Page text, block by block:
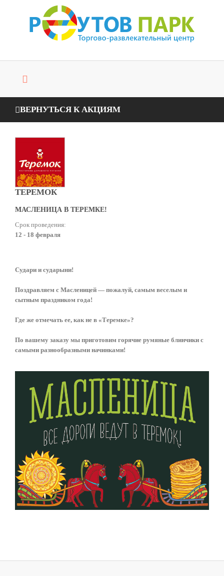
ВЕРНУТЬСЯ К АКЦИЯМ
ТЕРЕМОК
МАСЛЕНИЦА В ТЕРЕМКЕ!
Срок проведения:
12 - 18 февраля
Судари и сударыни!
Поздравляем с Масленицей — пожалуй, самым веселым и
сытным праздником года!
Где же отмечать ее, как не в «Теремке»?
По вашему заказу мы приготовим горячие румяные блинчики с
самыми разнообразными начинками!